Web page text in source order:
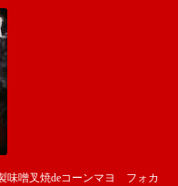
噌叉焼deコーンマヨ フォカ